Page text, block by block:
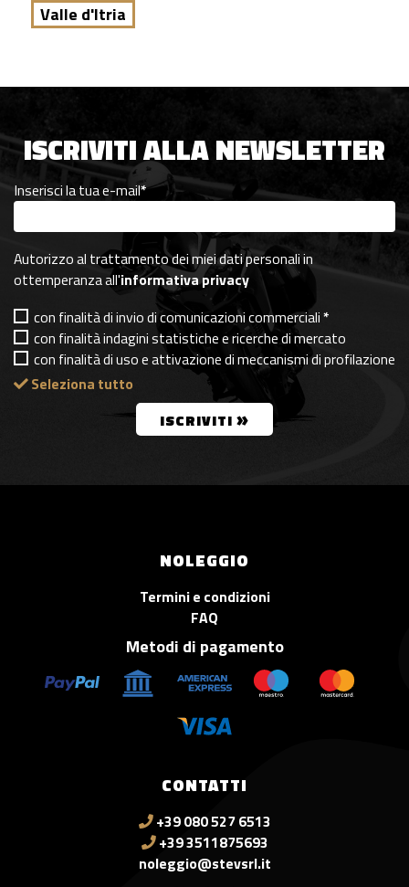
Valle d'Itria
ISCRIVITI ALLA NEWSLETTER
Inserisci la tua e-mail*
Autorizzo al trattamento dei miei dati personali in
ottemperanza all'informativa privacy
con finalità di invio di comunicazioni commerciali*
con finalità indagini statistiche e ricerche di mercato
con finalità di uso e attivazione di meccanismi di profilazione
Seleziona tutto
ISCRIVITI »
CONTATTI
+39 080 527 6513
+39 3511875693
noleggio@stevsrl.it
NOLEGGIO
Termini e condizioni
FAQ
Metodi di pagamento